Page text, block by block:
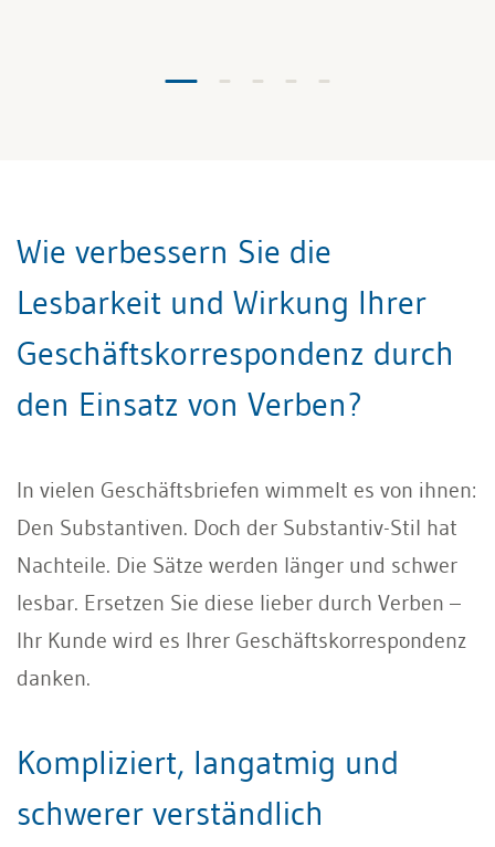
Wie verbessern Sie die
Lesbarkeit und Wirkung Ihrer
Geschäftskorrespondenz durch
den Einsatz von Verben?
In vielen Geschäftsbriefen wimmelt es von ihnen:
Den Substantiven. Doch der Substantiv-Stil hat
Nachteile. Die Sätze werden länger und schwer
lesbar. Ersetzen Sie diese lieber durch Verben –
Ihr Kunde wird es Ihrer Geschäftskorrespondenz
danken.
Kompliziert, langatmig und
schwerer verständlich